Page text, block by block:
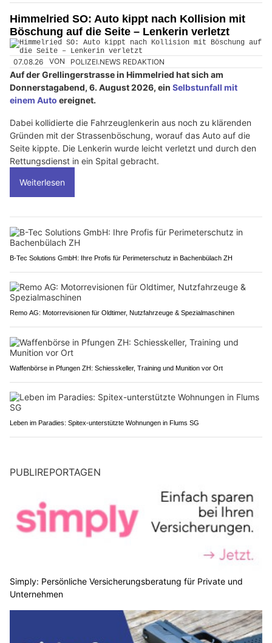
Himmelried SO: Auto kippt nach Kollision mit
Böschung auf die Seite – Lenkerin verletzt
07.08.26 VON POLIZEI.NEWS REDAKTION
Auf der Grellingerstrasse in Himmelried hat sich am
Donnerstagabend, 6. August 2026, ein Selbstunfall mit
einem Auto ereignet.
Dabei kollidierte die Fahrzeuglenkerin aus noch zu klärenden
Gründen mit der Strassenböschung, worauf das Auto auf die
Seite kippte. Die Lenkerin wurde leicht verletzt und durch den
Rettungsdienst in ein Spital gebracht.
Weiterlesen
B-Tec Solutions GmbH: Ihre Profis für Perimeterschutz in Bachenbülach ZH
Remo AG: Motorrevisionen für Oldtimer, Nutzfahrzeuge & Spezialmaschinen
Waffenbörse in Pfungen ZH: Schiesskeller, Training und Munition vor Ort
Leben im Paradies: Spitex-unterstützte Wohnungen in Flums SG
PUBLIREPORTAGEN
Simply: Persönliche Versicherungsberatung für Private und
Unternehmen